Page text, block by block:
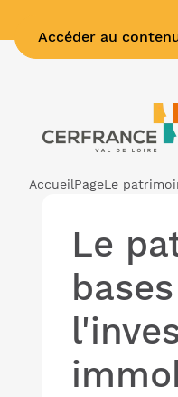
Accéder au
AccueilPageLe
Le